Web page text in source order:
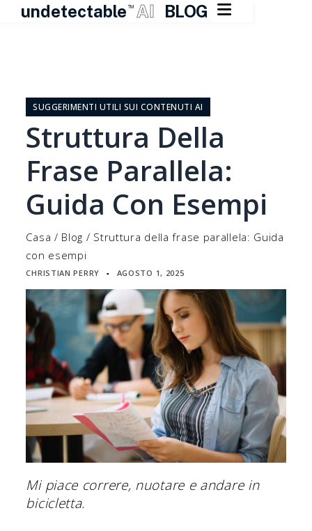
undetectable TM AI BLOG 
contenutoSUGGERIMENTI UTILI SUI CONTENUTI AI
Struttura Della
Frase Parallela:
Guida Con Esempi
Casa / Blog / Struttura della frase parallela: Guida
con esempi
CHRISTIAN PERRY ▪ AGOSTO 1, 2025
Mi piace correre, nuotare e andare in
bicicletta.